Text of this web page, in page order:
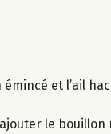
et l’ail
le